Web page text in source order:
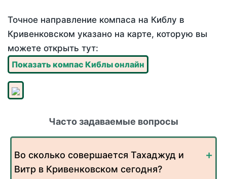
Точное направление компаса на Киблу в
Кривенковском указано на карте, которую вы
можете открыть тут:
Показать компас Киблы онлайн
Часто задаваемые вопросы
Во сколько совершается Тахаджуд и
Витр в Кривенковском сегодня?